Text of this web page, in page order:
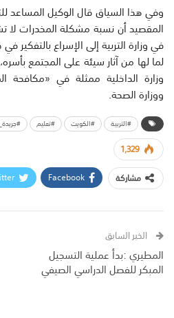
وفي هذا السياق قال الوكيل المساعد
المقصيد أن نسبة مشكلة المخدرات لا
في وزارة التربية إلى الإسراع بالتفكير
لما لها من آثار سيئة على المجتمع
وزارة الداخلية ممثلة في «مكافحة
ووزارة الصحة.
#التربية #الكويت #تعليم
1,329
مشاركة
Facebook
الخبر السابق
المطيري :بدأ عملية التسجيل
المبكر للفصل الدراسي الصيفي